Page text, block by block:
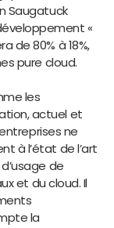
Saugatuck
«
de 80% à 18%,
pure cloud.
les
actuel et
ne
à l’état de l’art
de
et du cloud. Il
la